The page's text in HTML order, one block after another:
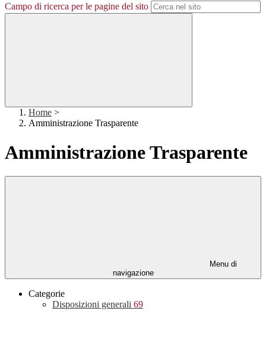
Campo di ricerca per le pagine del sito
Home >
Amministrazione Trasparente
Amministrazione Trasparente
Menu di
navigazione
Categorie
Disposizioni generali 69